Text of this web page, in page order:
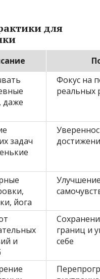
для
даже
Фокус на
реальных
задач
йога
и
границ и
себе